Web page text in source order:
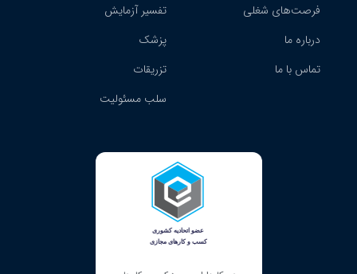
فرصت‌های شغلی
درباره ما
تماس با ما
تفسیر آزمایش
پزشک
تزریقات
سلب مسئولیت